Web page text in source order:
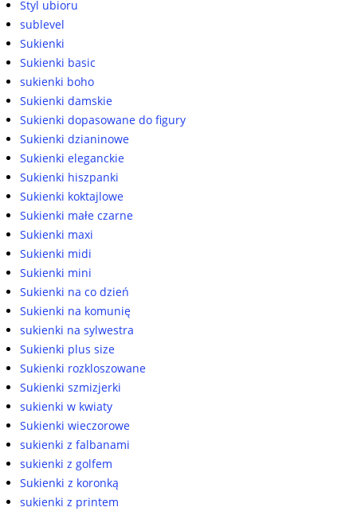
Styl ubioru
sublevel
Sukienki
Sukienki basic
sukienki boho
Sukienki damskie
Sukienki dopasowane do figury
Sukienki dzianinowe
Sukienki eleganckie
Sukienki hiszpanki
Sukienki koktajlowe
Sukienki małe czarne
Sukienki maxi
Sukienki midi
Sukienki mini
Sukienki na co dzień
Sukienki na komunię
sukienki na sylwestra
Sukienki plus size
Sukienki rozkloszowane
Sukienki szmizjerki
sukienki w kwiaty
Sukienki wieczorowe
sukienki z falbanami
sukienki z golfem
Sukienki z koronką
sukienki z printem